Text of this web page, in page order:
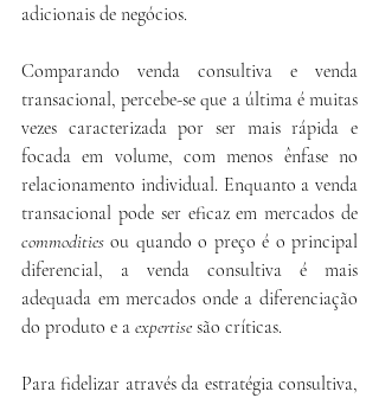
adicionais de negócios.
Comparando venda consultiva e venda
transacional, percebe-se que a última é muitas
vezes caracterizada por ser mais rápida e
focada em volume, com menos ênfase no
relacionamento individual. Enquanto a venda
commodities ou quando o preço é o principal
diferencial, a venda consultiva é mais
adequada em mercados onde a diferenciação
do produto e a expertise são críticas.
Para fidelizar através da estratégia consultiva,